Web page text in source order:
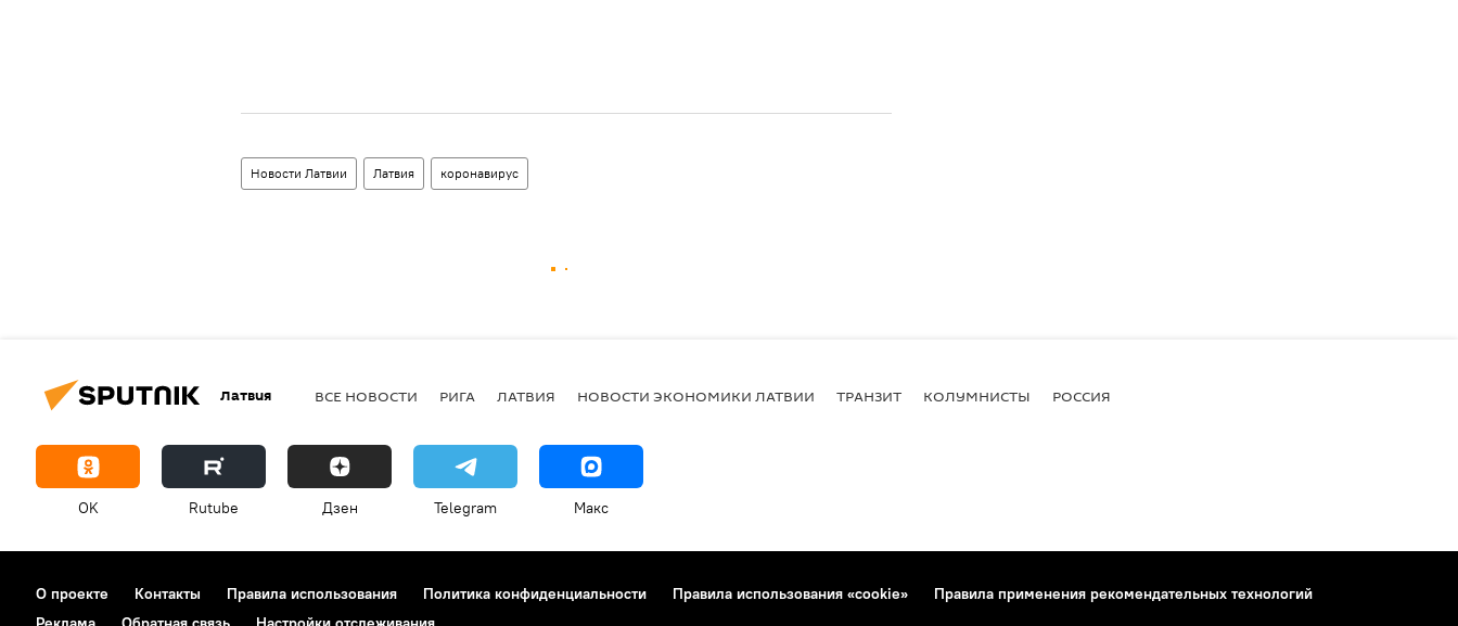
Новости Латвии Латвия коронавирус
Латвия ВСЕ НОВОСТИ РИГА ЛАТВИЯ НОВОСТИ ЭКОНОМИКИ ЛАТВИИ ТРАНЗИТ КОЛУМНИСТЫ РОССИЯ
OK Rutube Дзен Telegram Макс
О проекте Контакты Правила использования Политика конфиденциальности Правила использования «cookie»
Правила применения рекомендательных технологий